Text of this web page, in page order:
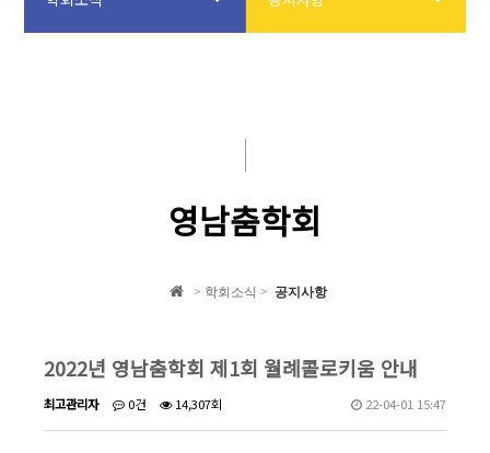
자유게시판
영남춤학회
> 학회소식 > 공지사항
2022년 영남춤학회 제1회 월례콜로키움 안내
최고관리자 0건 14,307회 22-04-01 15:47